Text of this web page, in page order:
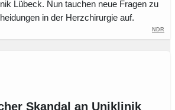
Lübeck. Nun tauchen neue Fragen zu
in der Herzchirurgie auf.
NDR
Skandal an Uniklinik